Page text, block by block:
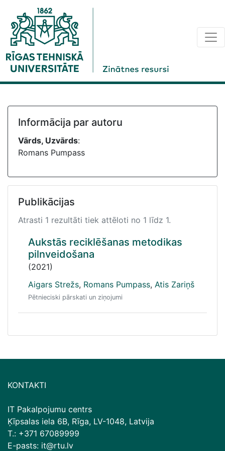
Informācija par autoru
Vārds, Uzvārds:
Romans Pumpass
Publikācijas
Atrasti 1 rezultāti tiek attēloti no 1 līdz 1.
Aukstās reciklēšanas metodikas
pilnveidošana
(2021)
Aigars Strežs, Romans Pumpass, Atis Zariņš
Pētnieciski pārskati un ziņojumi
KONTAKTI
IT Pakalpojumu centrs
Ķīpsalas iela 6B, Rīga, LV-1048, Latvija
T.: +371 67089999
E-pasts: it@rtu.lv